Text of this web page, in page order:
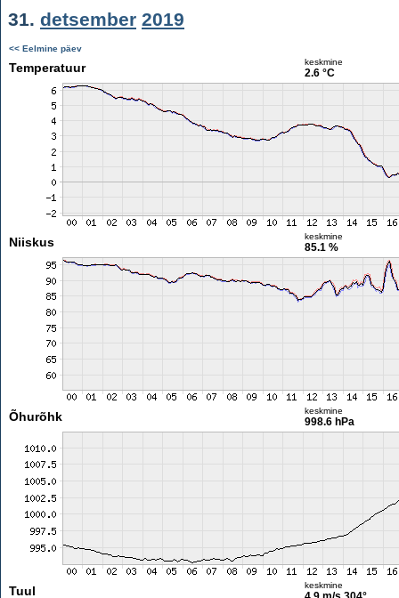
31. detsember 2019
<< Eelmine päev
Temperatuur keskmine
2.6 °C
Niiskus keskmine
85.1 %
Õhurõhk keskmine
998.6 hPa
Tuul keskmine